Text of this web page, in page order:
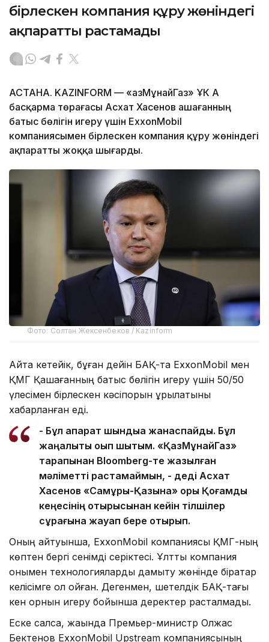
бірлескен компания құру жөніндегі
ақпаратты растамады
АСТАНА. KAZINFORM — «ҚазМұнайГаз» ҰК АҚ
басқарма төрағасы Асхат Хасенов Қашағанның
батыс бөлігін игеру үшін ExxonMobil
компаниясымен бірлескен компания құру жөніндегі
ақпаратты жоққа шығарды.
Фото: Солтан Жексенбеков / Kazinform
Айта кетейік, бұған дейін БАҚ-та ExxonMobil мен
ҚМГ Қашағанның батыс бөлігін игеру үшін 50/50
үлесімен бірлескен кәсіпорын құрылатыны
хабарланған еді.
- Бұл ақпарат шындыққа жанаспайды. Бұл
жаңалықты оқып шықтым. «ҚазМұнайГаз»
тарапынан Bloomberg-те жазылған
мәліметті растамаймын, - деді Асхат
Хасенов «Самұрық-Қазына» қоры Қоғамдық
кеңесінің отырысынан кейін тілшілер
сұрағына жауап бере отырып.
Оның айтуынша, ExxonMobil компаниясы ҚМГ-ның
көптен бергі сенімді серіктесі. Ұлттық компания
онымен технологияларды дамыту жөнінде бірқатар
келісімге қол қойған. Дегенмен, шетелдік БАҚ-тағы
кен орнын игеру бойынша деректер расталмады.
Еске салсақ, жақында Премьер-министр Олжас
Бектенов ExxonMobil Upstream компаниясының